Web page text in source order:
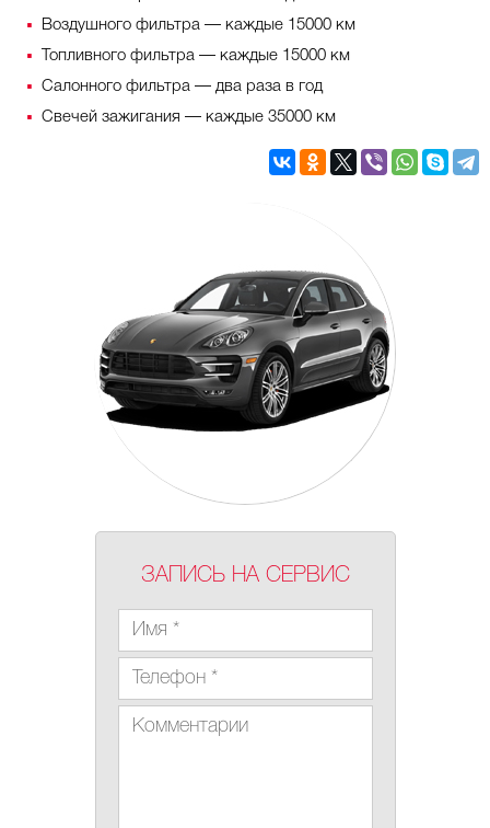
ЗАПИСЬ НА СЕРВИС
Воздушного фильтра — каждые 15000 км
Топливного фильтра — каждые 15000 км
Салонного фильтра — два раза в год
Свечей зажигания — каждые 35000 км